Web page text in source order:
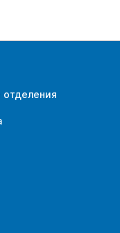
отделения